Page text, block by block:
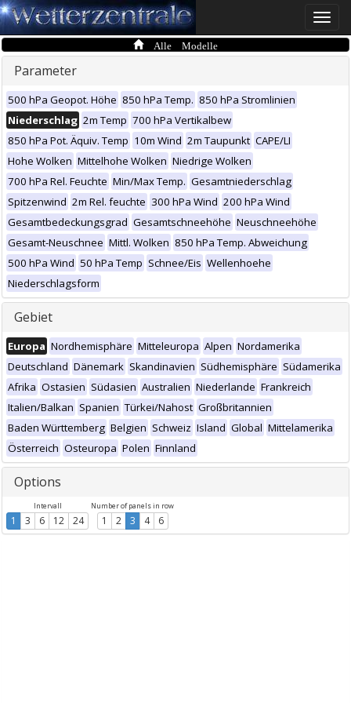
Toggle
Alle Modelle
Parameter
500 hPa Geopot. Höhe 850 hPa Temp. 850 hPa Stromlinien
Niederschlag 2m Temp 700 hPa Vertikalbew
850 hPa Pot. Äquiv. Temp 10m Wind 2m Taupunkt CAPE/LI
Hohe Wolken Mittelhohe Wolken Niedrige Wolken
700 hPa Rel. Feuchte Min/Max Temp. Gesamtniederschlag
Spitzenwind 2m Rel. feuchte 300 hPa Wind 200 hPa Wind
Gesamtbedeckungsgrad Gesamtschneehöhe Neuschneehöhe
Gesamt-Neuschnee Mittl. Wolken 850 hPa Temp. Abweichung
500 hPa Wind 50 hPa Temp Schnee/Eis Wellenhoehe
Niederschlagsform
Gebiet
Europa Nordhemisphäre Mitteleuropa Alpen Nordamerika
Deutschland Dänemark Skandinavien Südhemisphäre Südamerika
Afrika Ostasien Südasien Australien Niederlande Frankreich
Italien/Balkan Spanien Türkei/Nahost Großbritannien
Baden Württemberg Belgien Schweiz Island Global Mittelamerika
Österreich Osteuropa Polen Finnland
Options
Intervall
1 3 6 12 24
Number of panels in row
1 2 3 4 6